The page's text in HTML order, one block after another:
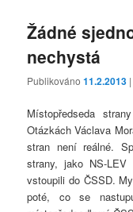
Žádné
nechystá
Publikováno11.2.2013
Místopředseda
Otázkách Václava
stran není reálné.
strany, jako NS-
vstoupili do ČSSD.
poté, co se